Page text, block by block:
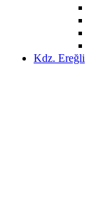
Kdz. Ereğli